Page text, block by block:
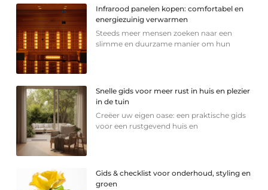
Infrarood panelen kopen: comfortabel en
energiezuinig verwarmen
Steeds meer mensen zoeken naar een
slimme en duurzame manier om hun
Snelle gids voor meer rust in huis en plezier
in de tuin
Creëer uw eigen oase: een praktische gids
voor een rustgevend huis en
Gids & checklist voor onderhoud, styling en
groen